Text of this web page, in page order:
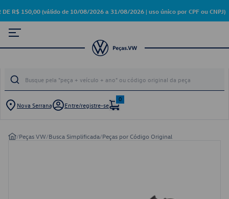
DE R$ 150,00 (válido de 10/08/2026 a 31/08/2026 | uso único por CPF ou CNPJ)
Nova Serrana Entre/registre-se
0
/Peças VW/Busca Simplificada/Peças por Código Original